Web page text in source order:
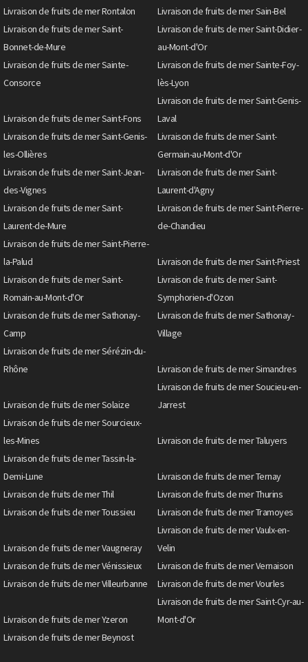
Livraison de fruits de mer Rontalon
Livraison de fruits de mer Sain-Bel
Livraison de fruits de mer Saint-
Bonnet-de-Mure
Livraison de fruits de mer Saint-Didier-
au-Mont-d'Or
Livraison de fruits de mer Sainte-
Consorce
Livraison de fruits de mer Sainte-Foy-
lès-Lyon
Livraison de fruits de mer Saint-Fons
Livraison de fruits de mer Saint-Genis-
Laval
Livraison de fruits de mer Saint-Genis-
les-Ollières
Livraison de fruits de mer Saint-
Germain-au-Mont-d'Or
Livraison de fruits de mer Saint-Jean-
des-Vignes
Livraison de fruits de mer Saint-
Laurent-d'Agny
Livraison de fruits de mer Saint-
Laurent-de-Mure
Livraison de fruits de mer Saint-Pierre-
de-Chandieu
Livraison de fruits de mer Saint-Pierre-
la-Palud
Livraison de fruits de mer Saint-Priest
Livraison de fruits de mer Saint-
Romain-au-Mont-d'Or
Livraison de fruits de mer Saint-
Symphorien-d'Ozon
Livraison de fruits de mer Sathonay-
Camp
Livraison de fruits de mer Sathonay-
Village
Livraison de fruits de mer Sérézin-du-
Rhône
Livraison de fruits de mer Simandres
Livraison de fruits de mer Solaize
Livraison de fruits de mer Soucieu-en-
Jarrest
Livraison de fruits de mer Sourcieux-
les-Mines
Livraison de fruits de mer Taluyers
Livraison de fruits de mer Tassin-la-
Demi-Lune
Livraison de fruits de mer Ternay
Livraison de fruits de mer Thil
Livraison de fruits de mer Thurins
Livraison de fruits de mer Toussieu
Livraison de fruits de mer Tramoyes
Livraison de fruits de mer Vaugneray
Livraison de fruits de mer Vaulx-en-
Velin
Livraison de fruits de mer Vénissieux
Livraison de fruits de mer Vernaison
Livraison de fruits de mer Villeurbanne
Livraison de fruits de mer Vourles
Livraison de fruits de mer Yzeron
Livraison de fruits de mer Saint-Cyr-au-
Mont-d'Or
Livraison de fruits de mer Beynost